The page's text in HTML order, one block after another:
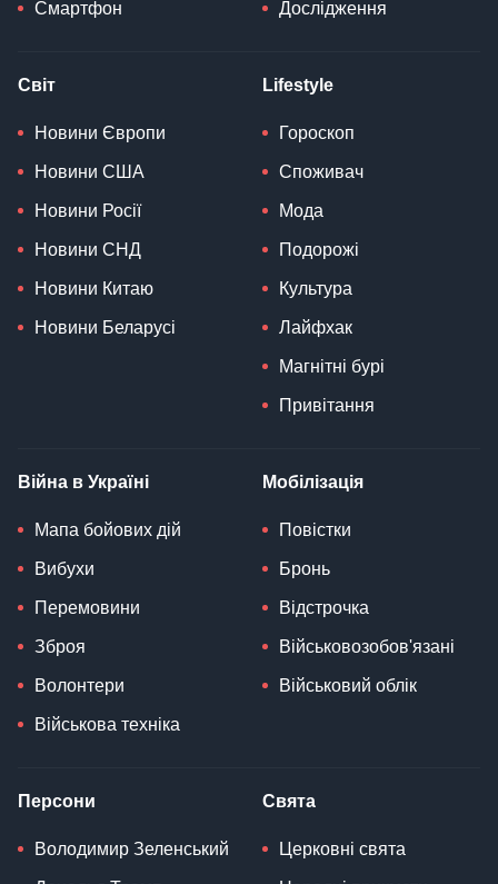
Смартфон Дослідження
Світ
Новини Європи
Новини США
Новини Росії
Новини СНД
Новини Китаю
Новини Беларусі
Lifestyle
Гороскоп
Споживач
Мода
Подорожі
Культура
Лайфхак
Магнітні бурі
Привітання
Війна в Україні
Мапа бойових дій
Вибухи
Перемовини
Зброя
Волонтери
Військова техніка
Мобілізація
Повістки
Бронь
Відстрочка
Військовозобов'язані
Військовий облік
Персони
Володимир Зеленський
Свята
Церковні свята